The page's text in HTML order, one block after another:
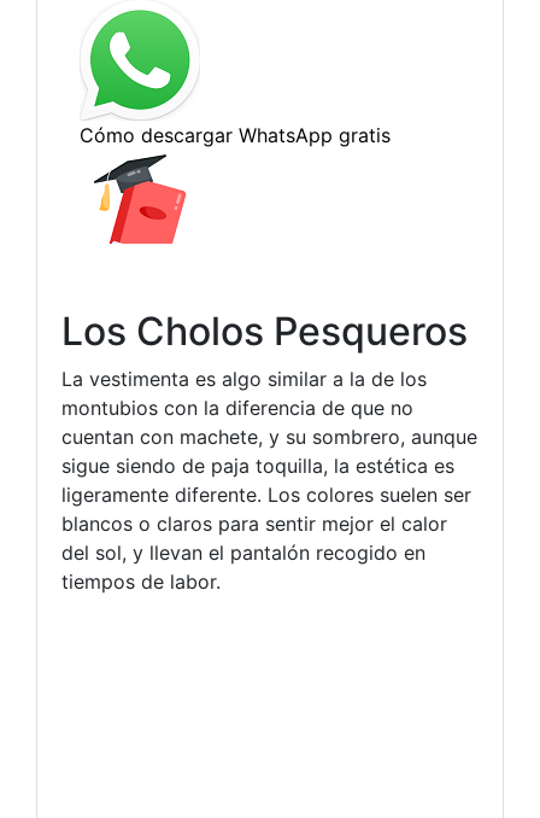
Los Cholos Pesqueros
La vestimenta es algo similar a la de los
montubios con la diferencia de que no
cuentan con machete, y su sombrero, aunque
sigue siendo de paja toquilla, la estética es
ligeramente diferente. Los colores suelen ser
blancos o claros para sentir mejor el calor
del sol, y llevan el pantalón recogido en
tiempos de labor.